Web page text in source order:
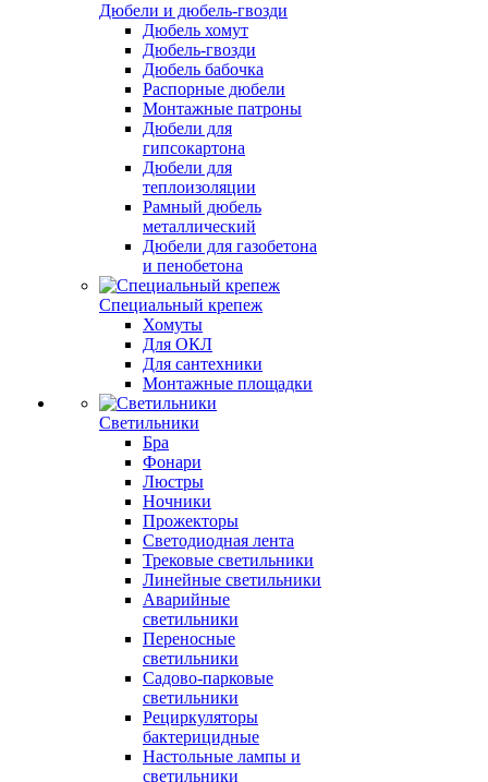
Дюбели и дюбель-гвозди
Дюбель хомут
Дюбель-гвозди
Дюбель бабочка
Распорные дюбели
Монтажные патроны
Дюбели для
гипсокартона
Дюбели для
теплоизоляции
Рамный дюбель
металлический
Дюбели для газобетона
и пенобетона
Специальный крепеж
Хомуты
Для ОКЛ
Для сантехники
Монтажные площадки
Светильники
Бра
Фонари
Люстры
Ночники
Прожекторы
Светодиодная лента
Трековые светильники
Линейные светильники
Аварийные
светильники
Переносные
светильники
Садово-парковые
светильники
Рециркуляторы
бактерицидные
Настольные лампы и
светильники